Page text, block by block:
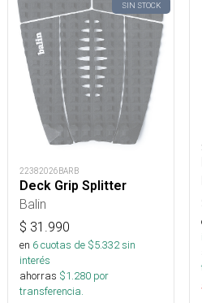
SIN STOCK
22382026BARB
Deck Grip Splitter
Balin
$ 31.990
en 6cuotas de $5.332sin
interés
ahorras $1.280 por
transferencia.